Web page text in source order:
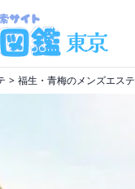
福生・青梅のメンズエステ